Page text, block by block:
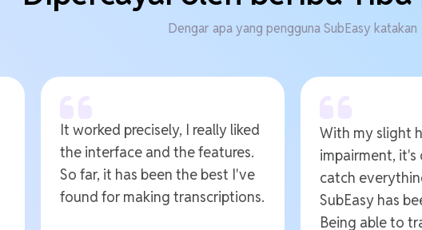
Dengar apa yang pengguna SubEasy katakan
It worked precisely, I really liked
the interface and the features.
So far, it has been the best I've
found for making transcriptions.
With my slight
impairment,
catch
SubEasy has
Being able to